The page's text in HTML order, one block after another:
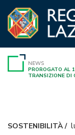
contenuto
NEWS
PROROGATO AL
TRANSIZIONE DI
SOSTENIBILITÀ/